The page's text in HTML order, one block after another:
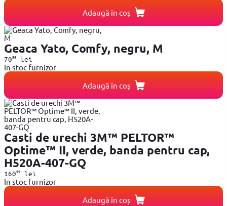
Adaugă în coș
Geaca Yato, Comfy, negru, M
7099lei
In stoc furnizor
Adaugă în coș
Casti de urechi 3M™ PELTOR™
Optime™ II, verde, banda pentru cap,
H520A-407-GQ
16099lei
In stoc furnizor
Adaugă în coș